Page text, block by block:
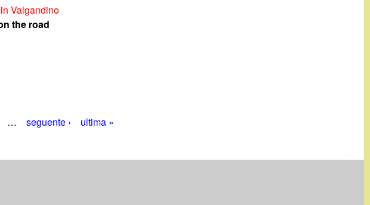
Valgandino
the road
… seguente › ultima »